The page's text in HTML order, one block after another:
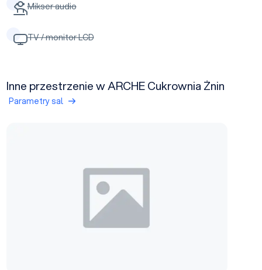
Mikser audio
TV / monitor LCD
Inne przestrzenie w ARCHE Cukrownia Żnin
Parametry sal